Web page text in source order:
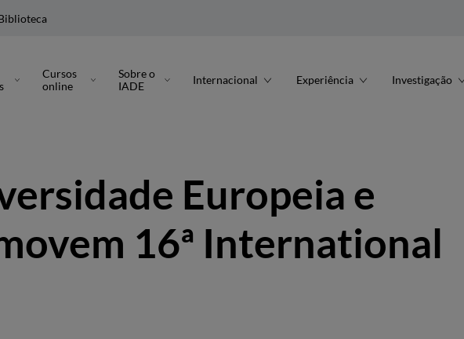
Cursos
online
Sobre o
IADE
Internacional Experiência Investigação
Europeia e
16ª International